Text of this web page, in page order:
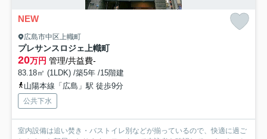
NEW
広島市中区上幟町
プレサンスロジェ上幟町
20万円 管理/共益費-
83.18㎡ (1LDK) /築5年 /15階建
山陽本線「広島」駅 徒歩9分
公共下水
室内設備は追い焚き・バストイレ別などが揃っているので、快適に過ご